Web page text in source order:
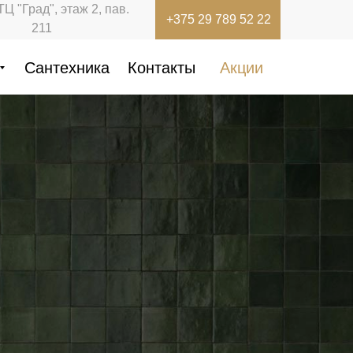
Сантехника Контакты Акции
+375 29 789 52 22
"Град", этаж 2, пав.
211